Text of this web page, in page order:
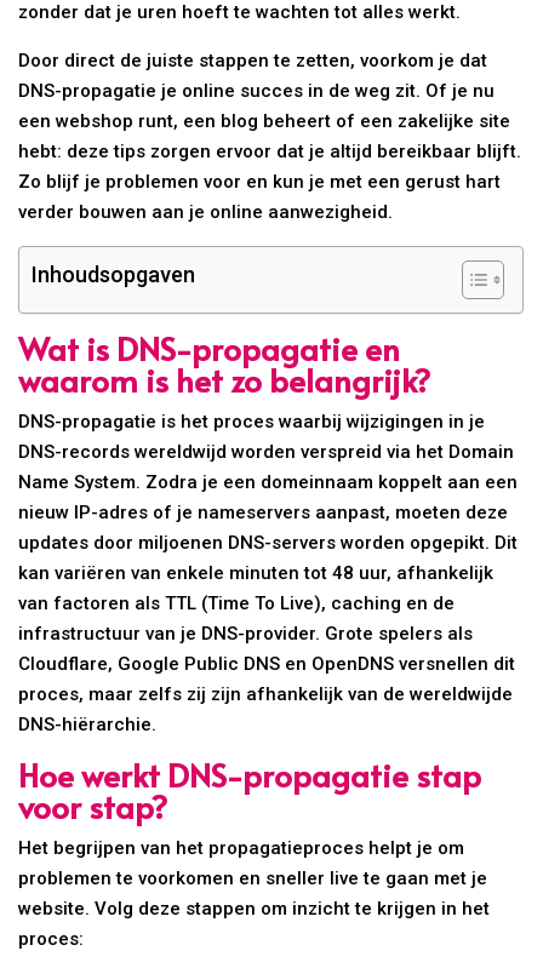
zonder dat je uren hoeft te wachten tot alles werkt.
Door direct de juiste stappen te zetten, voorkom je dat
DNS-propagatie je online succes in de weg zit. Of je nu
een webshop runt, een blog beheert of een zakelijke site
hebt: deze tips zorgen ervoor dat je altijd bereikbaar blijft.
Zo blijf je problemen voor en kun je met een gerust hart
verder bouwen aan je online aanwezigheid.
Inhoudsopgaven
Wat is DNS-propagatie en
waarom is het zo belangrijk?
DNS-propagatie is het proces waarbij wijzigingen in je
DNS-records wereldwijd worden verspreid via het Domain
Name System. Zodra je een domeinnaam koppelt aan een
nieuw IP-adres of je nameservers aanpast, moeten deze
updates door miljoenen DNS-servers worden opgepikt. Dit
kan variëren van enkele minuten tot 48 uur, afhankelijk
van factoren als TTL (Time To Live), caching en de
infrastructuur van je DNS-provider. Grote spelers als
Cloudflare, Google Public DNS en OpenDNS versnellen dit
proces, maar zelfs zij zijn afhankelijk van de wereldwijde
DNS-hiërarchie.
Hoe werkt DNS-propagatie stap
voor stap?
Het begrijpen van het propagatieproces helpt je om
problemen te voorkomen en sneller live te gaan met je
website. Volg deze stappen om inzicht te krijgen in het
proces: